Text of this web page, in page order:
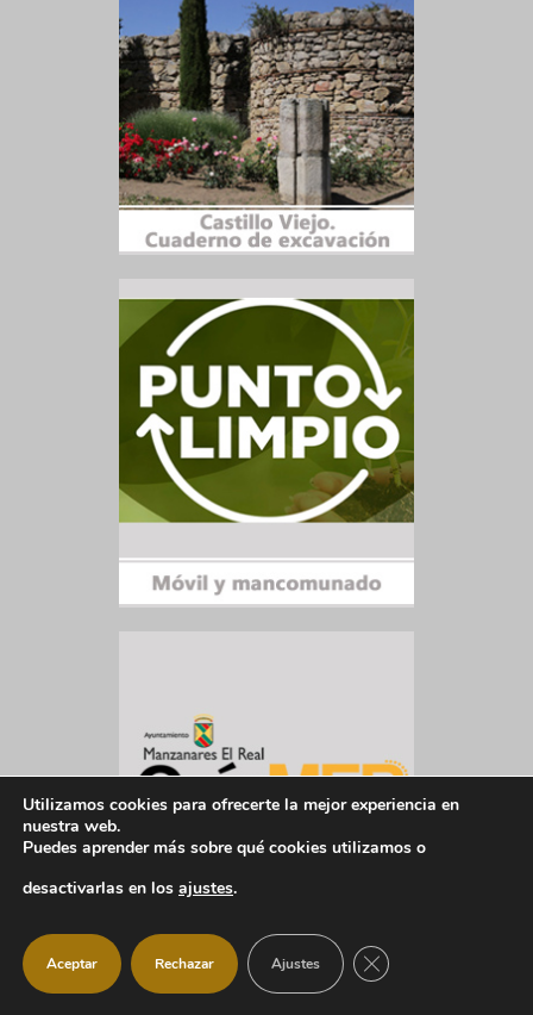
Utilizamos cookies para ofrecerte la mejor experiencia en
nuestra web.
Puedes aprender más sobre qué cookies utilizamos o
desactivarlas en los ajustes.
Aceptar Rechazar Ajustes CERRAR EL